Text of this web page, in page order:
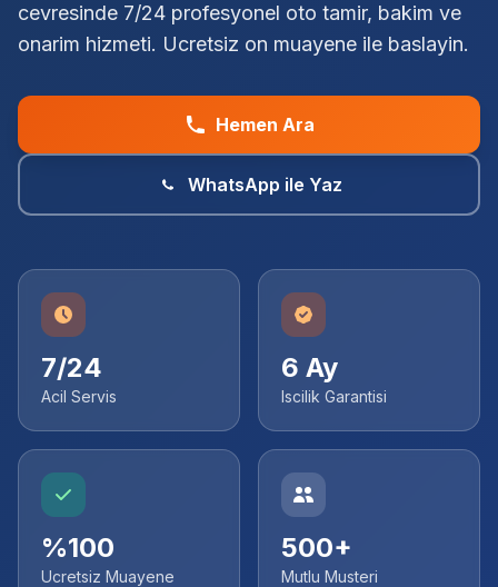
cevresinde 7/24 profesyonel oto tamir, bakim ve
onarim hizmeti. Ucretsiz on muayene ile baslayin.
Hemen Ara
WhatsApp ile Yaz
7/24
Acil Servis
6 Ay
Iscilik Garantisi
%100
Ucretsiz Muayene
500+
Mutlu Musteri